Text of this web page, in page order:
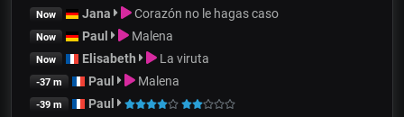
Now Jana Corazón no le hagas caso
Now Paul Malena
Now Elisabeth La viruta
-37 m Paul Malena
-39 m Paul